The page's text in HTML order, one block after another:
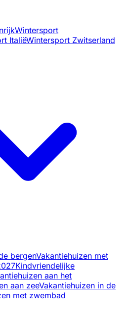
Wintersport
ItaliëWintersport Zwitserland
bergenVakantiehuizen met
Kindvriendelijke
aan het
aan zeeVakantiehuizen in de
met zwembad